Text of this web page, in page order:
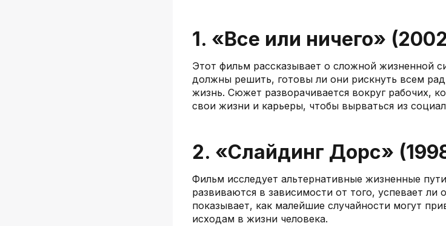
1. «Все или ничего»
Этот фильм рассказывает о сложной жизненной
должны решить, готовы ли они рискнуть всем
жизнь. Сюжет разворачивается вокруг рабочих,
свои жизни и карьеры, чтобы вырваться из
2. «Слайдинг Дорс»
Фильм исследует альтернативные жизненные
развиваются в зависимости от того, успевает ли
показывает, как малейшие случайности могут
исходам в жизни человека.